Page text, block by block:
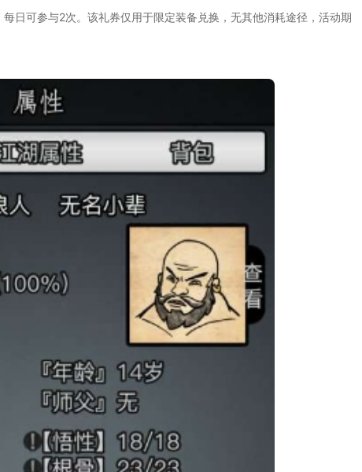
日可参与2次。该礼券仅用于限定装备兑换，无其他消耗途径，活动期